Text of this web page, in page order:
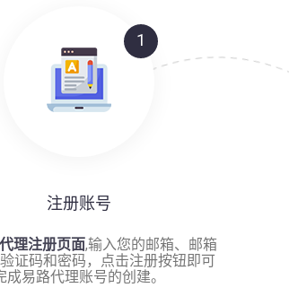
1
注册账号
理注册页面,输入您的邮箱、邮箱
证码和密码，点击注册按钮即可
成易路代理账号的创建。